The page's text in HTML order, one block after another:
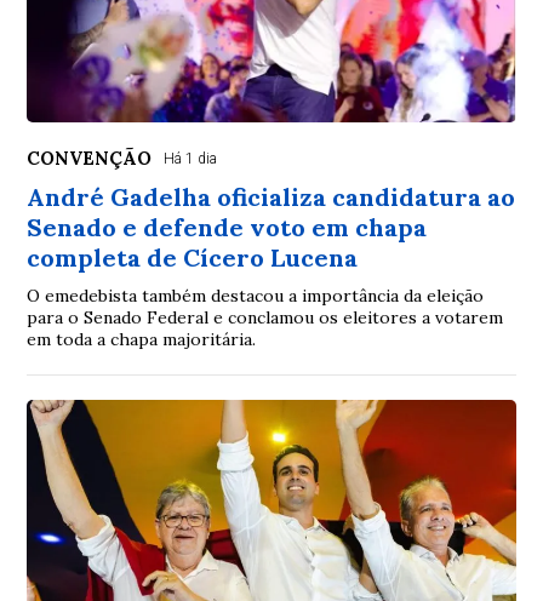
CONVENÇÃO Há 1 dia
André Gadelha oficializa candidatura ao
Senado e defende voto em chapa
completa de Cícero Lucena
O emedebista também destacou a importância da eleição
para o Senado Federal e conclamou os eleitores a votarem
em toda a chapa majoritária.